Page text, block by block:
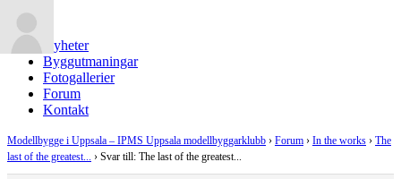
Nyheter
Byggutmaningar
Fotogallerier
Forum
Kontakt
Modellbygge i Uppsala – IPMS Uppsala modellbyggarklubb › Forum › In the works › The
last of the greatest... › Svar till: The last of the greatest...